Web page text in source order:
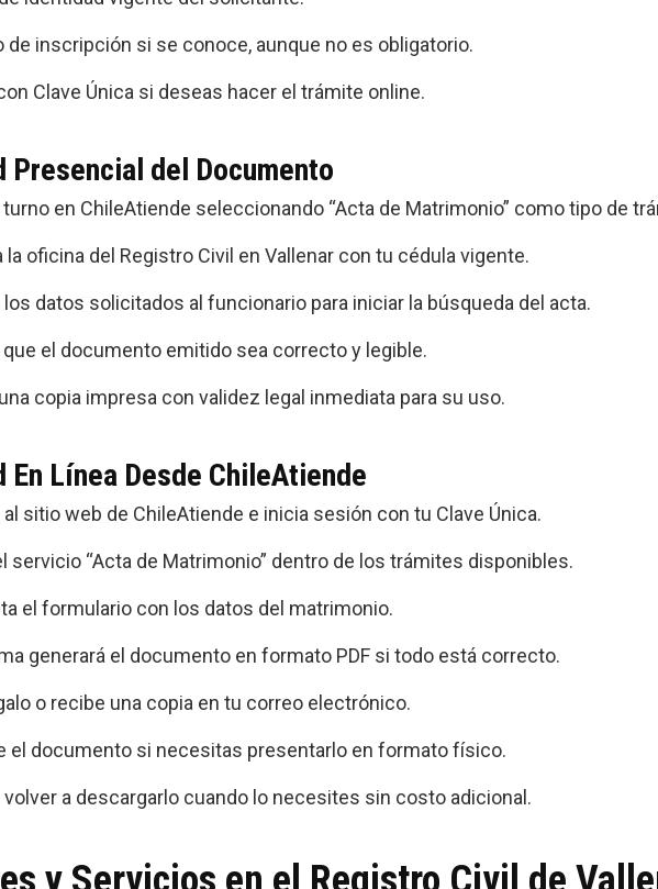
de inscripción si se conoce, aunque no es obligatorio.
Clave Única si deseas hacer el trámite online.
Presencial del Documento
en ChileAtiende seleccionando “Acta de Matrimonio” como tipo de
la oficina del Registro Civil en Vallenar con tu cédula vigente.
los datos solicitados al funcionario para iniciar la búsqueda del acta.
el documento emitido sea correcto y legible.
copia impresa con validez legal inmediata para su uso.
En Línea Desde ChileAtiende
sitio web de ChileAtiende e inicia sesión con tu Clave Única.
servicio “Acta de Matrimonio” dentro de los trámites disponibles.
el formulario con los datos del matrimonio.
generará el documento en formato PDF si todo está correcto.
o recibe una copia en tu correo electrónico.
el documento si necesitas presentarlo en formato físico.
volver a descargarlo cuando lo necesites sin costo adicional.